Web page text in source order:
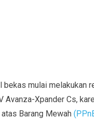
bekas mulai melakukan
Avanza-Xpander Cs,
atas Barang Mewah